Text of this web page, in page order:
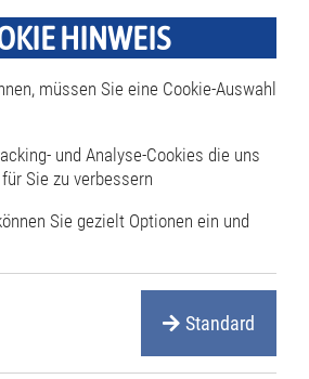
gesucht
HINWEIS
müssen Sie eine Cookie-Auswahl
und Analyse-Cookies die uns
Sie zu verbessern
Sie gezielt Optionen ein und
Standard